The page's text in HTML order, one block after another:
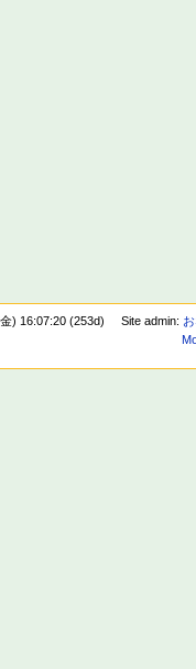
) 16:07:20 (253d) Site admin: